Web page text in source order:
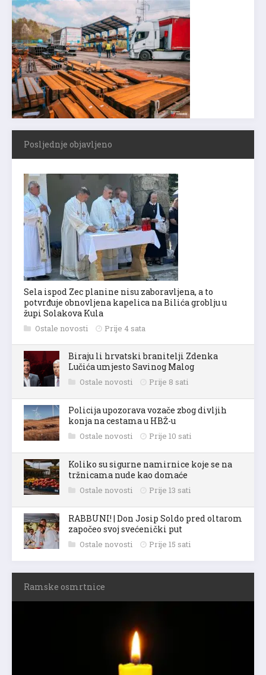
Posljednje objavljeno
Sela ispod Zec planine nisu zaboravljena, a to
potvrđuje obnovljena kapelica na Bilića groblju u
župi Solakova Kula
Ostale novosti Prije 4 sata
Biraju li hrvatski branitelji Zdenka
Lučića umjesto Savinog Malog
Ostale novosti Prije 8 sati
Policija upozorava vozače zbog divljih
konja na cestama u HBŽ-u
Ostale novosti Prije 10 sati
Koliko su sigurne namirnice koje se na
tržnicama nude kao domaće
Ostale novosti Prije 13 sati
RABBUNI! | Don Josip Soldo pred oltarom
započeo svoj svećenički put
Ostale novosti Prije 15 sati
Ramske osmrtnice